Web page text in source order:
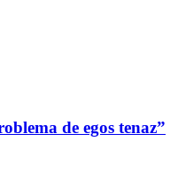
de egos tenaz”